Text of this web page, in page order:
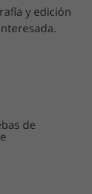
y edición
de